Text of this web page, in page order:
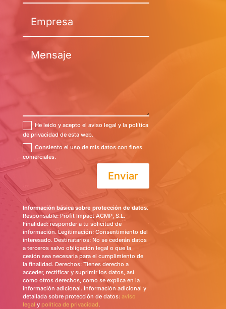
He leído y acepto el aviso legal y la política
de privacidad de esta web.
Consiento el uso de mis datos con fines
comerciales.
Enviar
Información básica sobre protección de datos.
Responsable: Profit Impact ACMP, S.L.
Finalidad: responder a tu solicitud de
información. Legitimación: Consentimiento del
interesado. Destinatarios: No se cederán datos
a terceros salvo obligación legal o que la
cesión sea necesaria para el cumplimiento de
la finalidad. Derechos: Tienes derecho a
acceder, rectificar y suprimir los datos, así
como otros derechos, como se explica en la
información adicional. Información adicional y
detallada sobre protección de datos: aviso
legal y política de privacidad.